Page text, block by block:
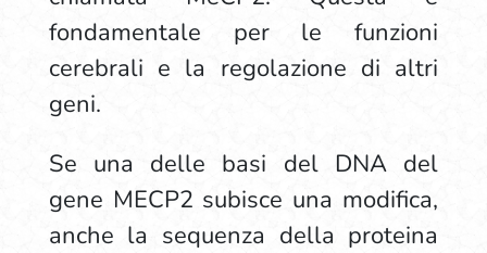
fondamentale per le funzioni
cerebrali e la regolazione di altri
geni.
Se una delle basi del DNA del
gene MECP2 subisce una modifica,
anche la sequenza della proteina